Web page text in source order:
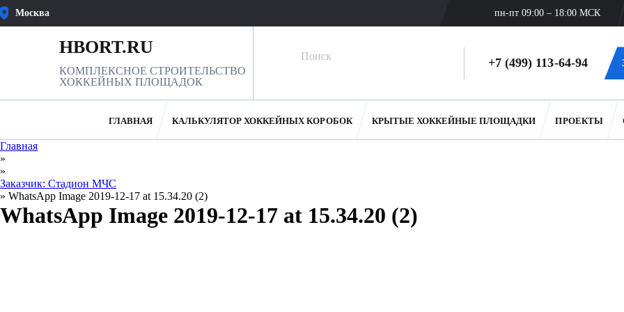
Москва пн-пт 09:00 – 18:00 МСК
HBORT.RU
КОМПЛЕКСНОЕ СТРОИТЕЛЬСТВО
ХОККЕЙНЫХ ПЛОЩАДОК
+7 (499) 113-64-94
ГЛАВНАЯ КАЛЬКУЛЯТОР ХОККЕЙНЫХ КОРОБОК КРЫТЫЕ ХОККЕЙНЫЕ ПЛОЩАДКИ ПРОЕКТЫ
Санкт-
Новосибирск
Екатеринбург
Казань
Главная
»
»
Заказчик: Стадион МЧС
» WhatsApp Image 2019-12-17 at 15.34.20 (2)
WhatsApp Image 2019-12-17 at 15.34.20 (2)